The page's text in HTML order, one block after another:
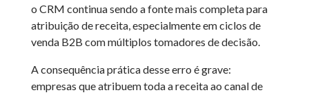
o CRM continua sendo a fonte mais completa para
atribuição de receita, especialmente em ciclos de
venda B2B com múltiplos tomadores de decisão.
A consequência prática desse erro é grave:
empresas que atribuem toda a receita ao canal de